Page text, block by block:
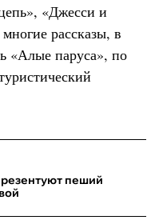
«Джесси и
рассказы, в
«Алые паруса», по
пеший